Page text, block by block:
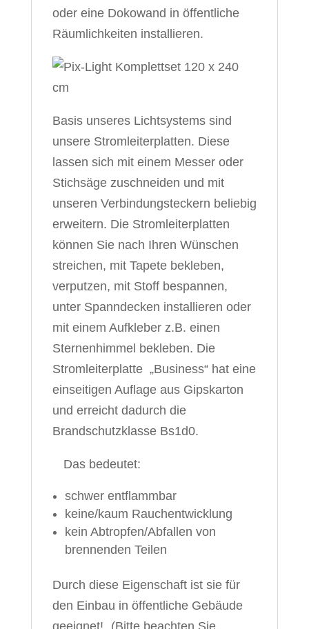
oder eine Dokowand in öffentliche
Räumlichkeiten installieren.
Basis unseres Lichtsystems sind
unsere Stromleiterplatten. Diese
lassen sich mit einem Messer oder
Stichsäge zuschneiden und mit
unseren Verbindungsteckern beliebig
erweitern. Die Stromleiterplatten
können Sie nach Ihren Wünschen
streichen, mit Tapete bekleben,
verputzen, mit Stoff bespannen,
unter Spanndecken installieren oder
mit einem Aufkleber z.B. einen
Sternenhimmel bekleben. Die
Stromleiterplatte „Business“ hat eine
einseitigen Auflage aus Gipskarton
und erreicht dadurch die
Brandschutzklasse Bs1d0.
Das bedeutet:
schwer entflammbar
keine/kaum Rauchentwicklung
kein Abtropfen/Abfallen von
brennenden Teilen
Durch diese Eigenschaft ist sie für
den Einbau in öffentliche Gebäude
geeignet! (Bitte beachten Sie